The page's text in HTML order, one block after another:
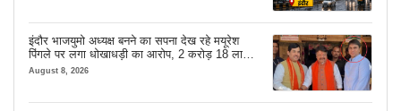
इंदौर भाजयुमो अध्यक्ष बनने का सपना देख रहे मयूरेश
पिंगले पर लगा धोखाधड़ी का आरोप, 2 करोड़ 18 लाख
लेने के बाद भी नहीं दिया जमीन का कब्जा
August 8, 2026